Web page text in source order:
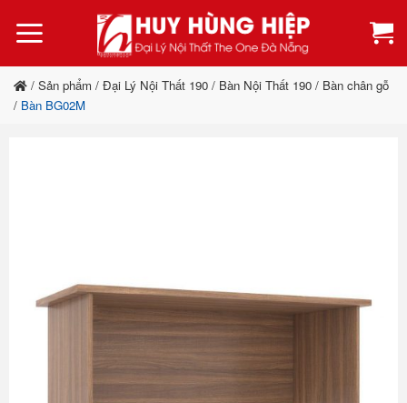
qua
dung
/ Sản phẩm / Đại Lý Nội Thất 190 / Bàn Nội Thất 190 / Bàn chân gỗ
/ Bàn BG02M